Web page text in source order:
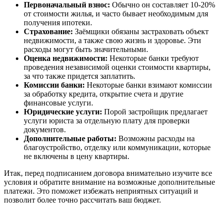
Первоначальный взнос: Обычно он составляет 10-20%
от стоимости жилья, и часто бывает необходимым для
получения ипотеки.
Страхование: Заёмщики обязаны застраховать объект
недвижимости, а также свою жизнь и здоровье. Эти
расходы могут быть значительными.
Оценка недвижимости: Некоторые банки требуют
проведения независимой оценки стоимости квартиры,
за что также придется заплатить.
Комиссии банки: Некоторые банки взимают комиссии
за обработку кредита, открытие счета и другие
финансовые услуги.
Юридические услуги: Порой застройщик предлагает
услуги юриста за отдельную плату для проверки
документов.
Дополнительные работы: Возможны расходы на
благоустройство, отделку или коммуникации, которые
не включены в цену квартиры.
Итак, перед подписанием договора внимательно изучите все
условия и обратите внимание на возможные дополнительные
платежи. Это поможет избежать неприятных ситуаций и
позволит более точно рассчитать ваш бюджет.